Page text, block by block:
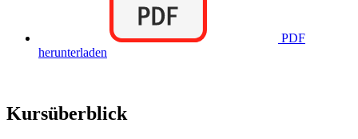
PDF
herunterladen
Kursüberblick